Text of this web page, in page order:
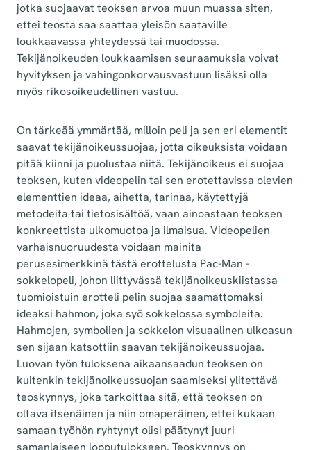
jotka suojaavat teoksen arvoa muun muassa siten,
ettei teosta saa saattaa yleisön saataville
loukkaavassa yhteydessä tai muodossa.
Tekijänoikeuden loukkaamisen seuraamuksia voivat
hyvityksen ja vahingonkorvausvastuun lisäksi olla
myös rikosoikeudellinen vastuu.
On tärkeää ymmärtää, milloin peli ja sen eri elementit
saavat tekijänoikeussuojaa, jotta oikeuksista voidaan
pitää kiinni ja puolustaa niitä. Tekijänoikeus ei suojaa
teoksen, kuten videopelin tai sen erotettavissa olevien
elementtien ideaa, aihetta, tarinaa, käytettyjä
metodeita tai tietosisältöä, vaan ainoastaan teoksen
konkreettista ulkomuotoa ja ilmaisua. Videopelien
varhaisnuoruudesta voidaan mainita
perusesimerkkinä tästä erottelusta Pac-Man -
sokkelopeli, johon liittyvässä tekijänoikeuskiistassa
tuomioistuin erotteli pelin suojaa saamattomaksi
ideaksi hahmon, joka syö sokkelossa symboleita.
Hahmojen, symbolien ja sokkelon visuaalinen ulkoasun
sen sijaan katsottiin saavan tekijänoikeussuojaa.
Luovan työn tuloksena aikaansaadun teoksen on
kuitenkin tekijänoikeussuojan saamiseksi ylitettävä
teoskynnys, joka tarkoittaa sitä, että teoksen on
oltava itsenäinen ja niin omaperäinen, ettei kukaan
samaan työhön ryhtynyt olisi päätynyt juuri
samanlaiseen lopputulokseen. Teoskynnys on